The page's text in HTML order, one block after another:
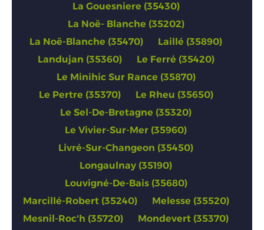
La Gouesniere (35430)
La Noë- Blanche (35202)
La Noë-Blanche (35470)
Laillé (35890)
Landujan (35360)
Le Ferré (35420)
Le Minihic Sur Rance (35870)
Le Pertre (35370)
Le Rheu (35650)
Le Sel-De-Bretagne (35320)
Le Vivier-Sur-Mer (35960)
Livré-Sur-Changeon (35450)
Longaulnay (35190)
Louvigné-De-Bais (35680)
Marcillé-Robert (35240)
Melesse (35520)
Mesnil-Roc'h (35720)
Mondevert (35370)